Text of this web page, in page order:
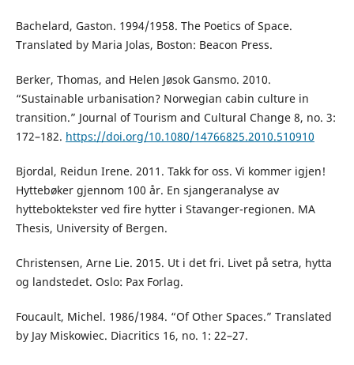
Bachelard, Gaston. 1994/1958. The Poetics of Space.
Translated by Maria Jolas, Boston: Beacon Press.
Berker, Thomas, and Helen Jøsok Gansmo. 2010.
“Sustainable urbanisation? Norwegian cabin culture in
transition.” Journal of Tourism and Cultural Change 8, no. 3:
172–182. https://doi.org/10.1080/14766825.2010.510910
Bjordal, Reidun Irene. 2011. Takk for oss. Vi kommer igjen!
Hyttebøker gjennom 100 år. En sjangeranalyse av
hytteboktekster ved fire hytter i Stavanger-regionen. MA
Thesis, University of Bergen.
Christensen, Arne Lie. 2015. Ut i det fri. Livet på setra, hytta
og landstedet. Oslo: Pax Forlag.
Foucault, Michel. 1986/1984. “Of Other Spaces.” Translated
by Jay Miskowiec. Diacritics 16, no. 1: 22–27.